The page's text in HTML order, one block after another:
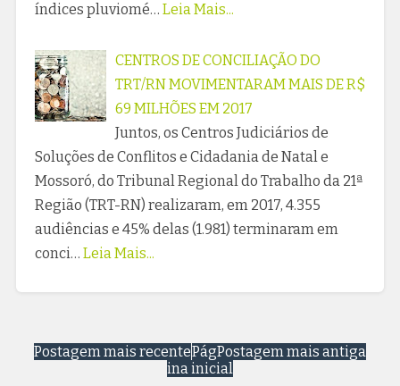
índices pluviomé… Leia Mais...
CENTROS DE CONCILIAÇÃO DO
TRT/RN MOVIMENTARAM MAIS DE R$
69 MILHÕES EM 2017
Juntos, os Centros Judiciários de
Soluções de Conflitos e Cidadania de Natal e
Mossoró, do Tribunal Regional do Trabalho da 21ª
Região (TRT-RN) realizaram, em 2017, 4.355
audiências e 45% delas (1.981) terminaram em
conci… Leia Mais...
Postagem mais recente Postagem mais antiga
Pág
ina inicial